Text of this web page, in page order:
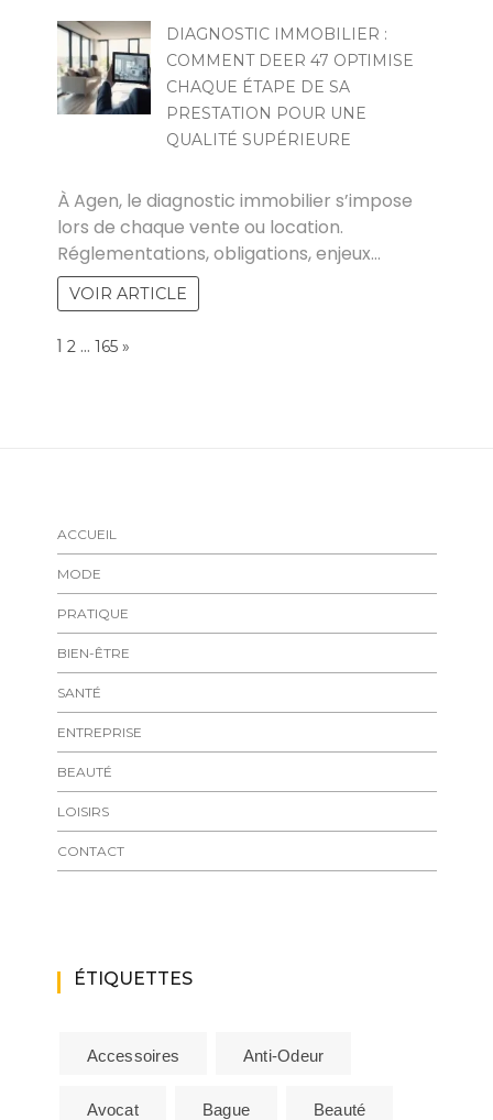
DIAGNOSTIC IMMOBILIER :
COMMENT DEER 47 OPTIMISE
CHAQUE ÉTAPE DE SA
PRESTATION POUR UNE
QUALITÉ SUPÉRIEURE
À Agen, le diagnostic immobilier s’impose
lors de chaque vente ou location.
Réglementations, obligations, enjeux…
VOIR ARTICLE
Page:
1 2 … 165 NEXT
»
ACCUEIL
MODE
PRATIQUE
BIEN-ÊTRE
SANTÉ
ENTREPRISE
BEAUTÉ
LOISIRS
CONTACT
ÉTIQUETTES
Accessoires Anti-Odeur
Avocat Bague Beauté